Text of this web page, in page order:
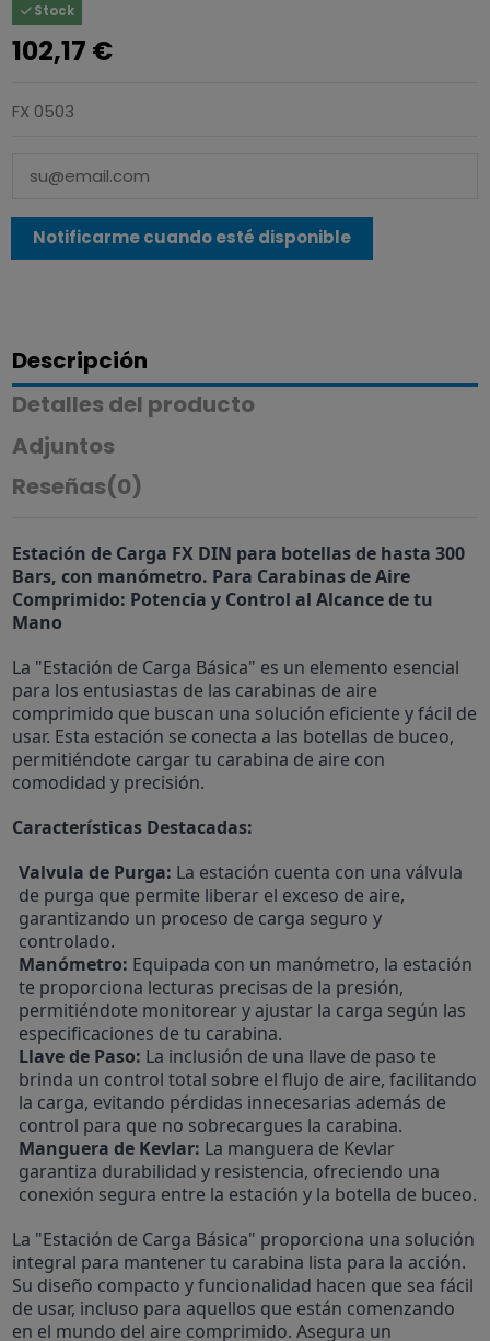
Stock
102,17 €
FX 0503
Descripción
Detalles del producto
Adjuntos
Reseñas(0)
Estación de Carga FX DIN para botellas de hasta 300
Bars, con manómetro. Para Carabinas de Aire
Comprimido: Potencia y Control al Alcance de tu
Mano
La "Estación de Carga Básica" es un elemento esencial
para los entusiastas de las carabinas de aire
comprimido que buscan una solución eficiente y fácil de
usar. Esta estación se conecta a las botellas de buceo,
permitiéndote cargar tu carabina de aire con
comodidad y precisión.
Características Destacadas:
Valvula de Purga: La estación cuenta con una válvula
de purga que permite liberar el exceso de aire,
garantizando un proceso de carga seguro y
controlado.
Manómetro: Equipada con un manómetro, la estación
te proporciona lecturas precisas de la presión,
permitiéndote monitorear y ajustar la carga según las
especificaciones de tu carabina.
Llave de Paso: La inclusión de una llave de paso te
brinda un control total sobre el flujo de aire, facilitando
la carga, evitando pérdidas innecesarias además de
control para que no sobrecargues la carabina.
Manguera de Kevlar: La manguera de Kevlar
garantiza durabilidad y resistencia, ofreciendo una
conexión segura entre la estación y la botella de buceo.
La "Estación de Carga Básica" proporciona una solución
integral para mantener tu carabina lista para la acción.
Su diseño compacto y funcionalidad hacen que sea fácil
de usar, incluso para aquellos que están comenzando
en el mundo del aire comprimido. Asegura un